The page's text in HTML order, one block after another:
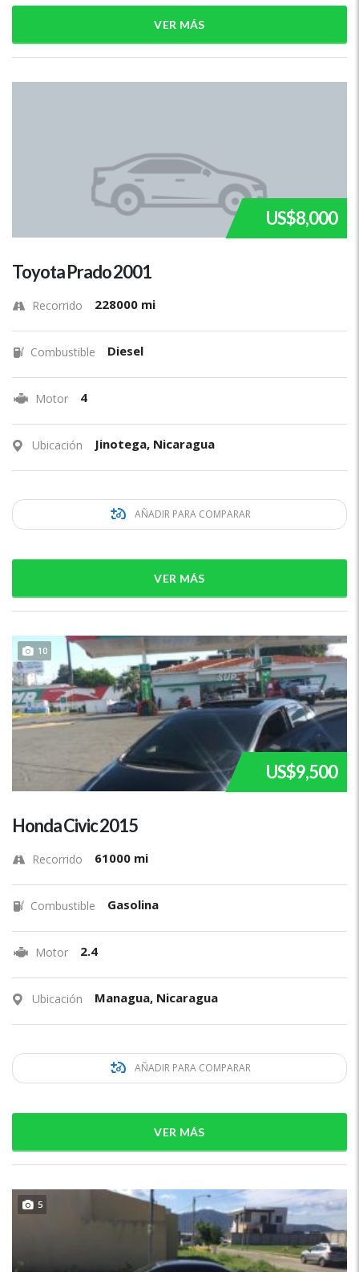
VER MÁS
US$8,000
Toyota Prado 2001
Recorrido 228000 mi
Combustible Diesel
Motor 4
Ubicación Jinotega, Nicaragua
AÑADIR PARA COMPARAR
VER MÁS
10
US$9,500
Honda Civic 2015
Recorrido 61000 mi
Combustible Gasolina
Motor 2.4
Ubicación Managua, Nicaragua
AÑADIR PARA COMPARAR
VER MÁS
5